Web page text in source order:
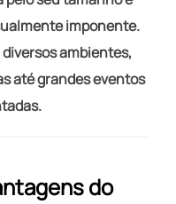
imponente.
ambientes,
até grandes eventos
do